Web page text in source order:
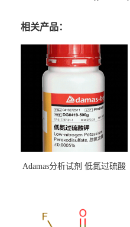
相关产品：
Adamas分析试剂 低氮过硫酸
（泰坦现货供应）